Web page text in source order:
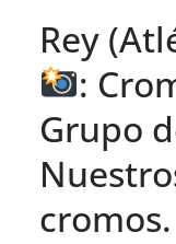
Rey
:
Grupo
cromos.